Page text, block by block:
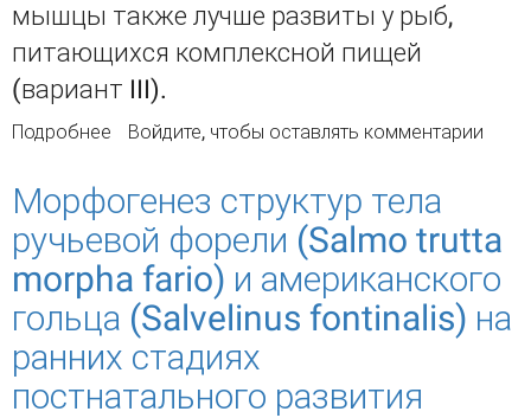
мышцы также лучше развиты у рыб,
питающихся комплексной пищей
(вариант III).
Подробнее о Рост соматических структур двухлеток
Войдите, чтобы оставлять комментарии
Морфогенез структур тела
ручьевой форели (Salmo trutta
morpha fario) и американского
гольца (Salvelinus fontinalis) на
ранних стадиях
постнатального развития